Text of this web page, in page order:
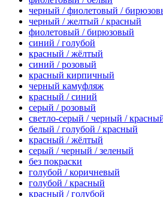
черный / фиолетовый /
черный / желтый / красный
фиолетовый / бирюзовый
синий / голубой
красный / жёлтый
синий / розовый
красный кирпичный
черный камуфляж
красный / синий
серый / розовый
светло-серый / черный /
белый / голубой / красный
красный / жёлтый
серый / черный / зеленый
без покраски
голубой / коричневый
голубой / красный
красный / голубой